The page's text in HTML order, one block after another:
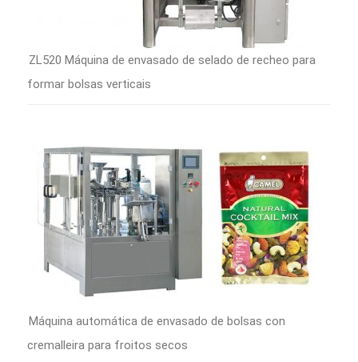
ZL520 Máquina de envasado de selado de recheo para
formar bolsas verticais
Máquina automática de envasado de bolsas con
cremalleira para froitos secos